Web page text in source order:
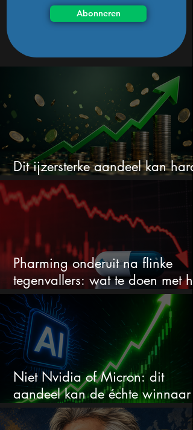
Abonneren
Dit ijzersterke aandeel kan hard
stijgen maar bijna niemand kijkt
Pharming onderuit na flinke
tegenvallers: wat te doen met
aandeel?
Niet Nvidia of Micron: dit
aandeel kan de échte winnaar
van de AI-race worden